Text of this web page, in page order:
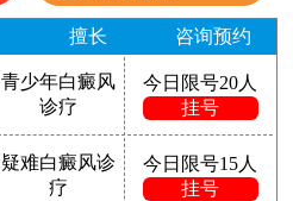
擅长 咨询预约
青少年白癜风
诊疗
今日限号20人
挂号
疑难白癜风诊
疗
今日限号15人
挂号